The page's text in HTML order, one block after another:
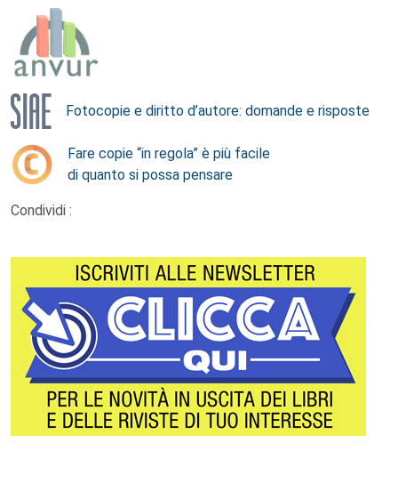
Fotocopie e diritto d’autore: domande e risposte
Fare copie “in regola” è più facile
di quanto si possa pensare
Condividi :